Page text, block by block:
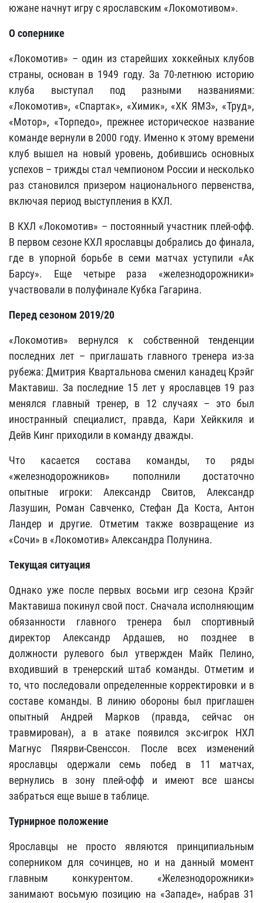
южане начнут игру с ярославским «Локомотивом».
О сопернике
«Локомотив» – один из старейших хоккейных клубов
страны, основан в 1949 году. За 70-летнюю историю
клуба выступал под разными названиями:
«Локомотив», «Спартак», «Химик», «ХК ЯМЗ», «Труд»,
«Мотор», «Торпедо», прежнее историческое название
команде вернули в 2000 году. Именно к этому времени
клуб вышел на новый уровень, добившись основных
успехов – трижды стал чемпионом России и несколько
раз становился призером национального первенства,
включая период выступления в КХЛ.
В КХЛ «Локомотив» – постоянный участник плей-офф.
В первом сезоне КХЛ ярославцы добрались до финала,
где в упорной борьбе в семи матчах уступили «Ак
Барсу». Еще четыре раза «железнодорожники»
участвовали в полуфинале Кубка Гагарина.
Перед сезоном 2019/20
«Локомотив» вернулся к собственной тенденции
последних лет – приглашать главного тренера из-за
рубежа: Дмитрия Квартальнова сменил канадец Крэйг
Мактавиш. За последние 15 лет у ярославцев 19 раз
менялся главный тренер, в 12 случаях – это был
иностранный специалист, правда, Кари Хейккиля и
Дейв Кинг приходили в команду дважды.
Что касается состава команды, то ряды
«железнодорожников» пополнили достаточно
опытные игроки: Александр Свитов, Александр
Лазушин, Роман Савченко, Стефан Да Коста, Антон
Ландер и другие. Отметим также возвращение из
«Сочи» в «Локомотив» Александра Полунина.
Текущая ситуация
Однако уже после первых восьми игр сезона Крэйг
Мактавиша покинул свой пост. Сначала исполняющим
обязанности главного тренера был спортивный
директор Александр Ардашев, но позднее в
должности рулевого был утвержден Майк Пелино,
входивший в тренерский штаб команды. Отметим и
то, что последовали определенные корректировки и в
составе команды. В линию обороны был приглашен
опытный Андрей Марков (правда, сейчас он
травмирован), а в атаке появился экс-игрок НХЛ
Магнус Пяярви-Свенссон. После всех изменений
ярославцы одержали семь побед в 11 матчах,
вернулись в зону плей-офф и имеют все шансы
забраться еще выше в таблице.
Турнирное положение
Ярославцы не просто являются принципиальным
соперником для сочинцев, но и на данный момент
главным конкурентом. «Железнодорожники»
занимают восьмую позицию на «Западе», набрав 31